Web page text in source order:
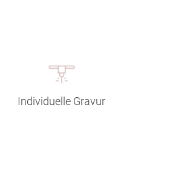
Individuelle Gravur